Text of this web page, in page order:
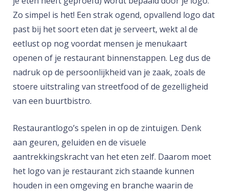
Zo simpel is het! Een strak ogend, opvallend logo dat
past bij het soort eten dat je serveert, wekt al de
eetlust op nog voordat mensen je menukaart
openen of je restaurant binnenstappen. Leg dus de
nadruk op de persoonlijkheid van je zaak, zoals de
stoere uitstraling van streetfood of de gezelligheid
van een buurtbistro.
Restaurantlogo’s spelen in op de zintuigen. Denk
aan geuren, geluiden en de visuele
aantrekkingskracht van het eten zelf. Daarom moet
het logo van je restaurant zich staande kunnen
houden in een omgeving en branche waarin de